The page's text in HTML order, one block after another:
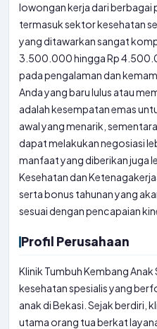
lowongan kerja dari berbagai
termasuk sektor kesehatan
yang ditawarkan sangat
3.500.000 hingga Rp
pada pengalaman dan
Anda yang baru lulus atau
adalah kesempatan emas
awal yang menarik,
dapat melakukan negosiasi
manfaat yang diberikan juga
Kesehatan dan
serta bonus tahunan yang
sesuai dengan pencapaian
Profil Perusahaan
Klinik Tumbuh Kembang
kesehatan spesialis yang
anak di Bekasi. Sejak berdiri,
utama orang tua berkat